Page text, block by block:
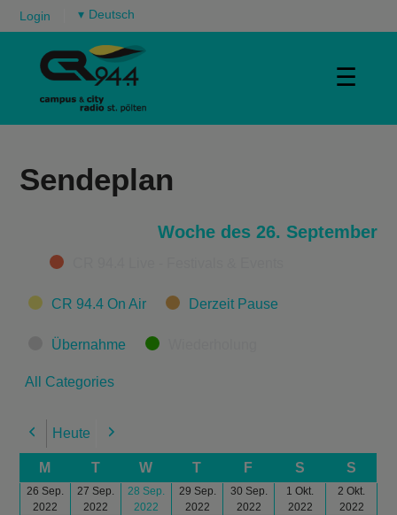
Login ▾
☰
Sendeplan
Woche des 26. September
Categories
CR 94.4 On Air Derzeit Pause
Übernahme
All Categories
Previous
Heute Next
M T W T F S S
26 Sep.
2022
27 Sep.
2022
28 Sep.
2022
29 Sep.
2022
30 Sep.
2022
1 Okt.
2022
2 Okt.
2022